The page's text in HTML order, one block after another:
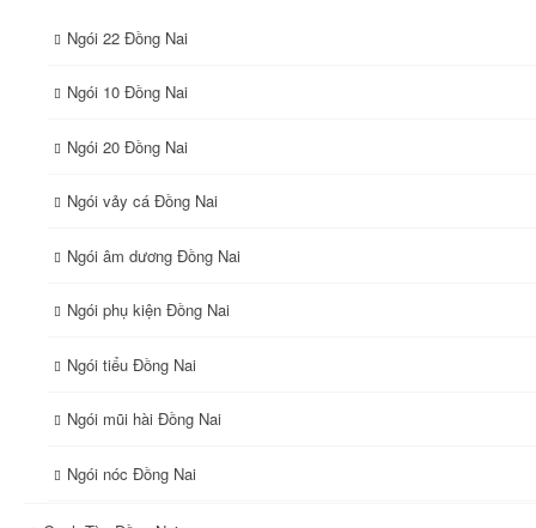
Ngói 22 Đồng Nai
Ngói 10 Đồng Nai
Ngói 20 Đồng Nai
Ngói vảy cá Đồng Nai
Ngói âm dương Đồng Nai
Ngói phụ kiện Đồng Nai
Ngói tiểu Đồng Nai
Ngói mũi hài Đồng Nai
Ngói nóc Đồng Nai